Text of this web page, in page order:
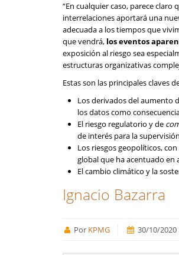
“En cualquier caso, parece
interrelaciones aportará una
adecuada a los tiempos que
que vendrá, los eventos
exposición al riesgo sea
estructuras organizativas
Estas son las principales claves
Los derivados del aumento
los datos como
El riesgo regulatorio y de
de interés para la
Los riesgos geopolíticos,
global que ha acentuado en
El cambio climático y la
Ignacio Bazarra
Por KPMG 30/10/2020